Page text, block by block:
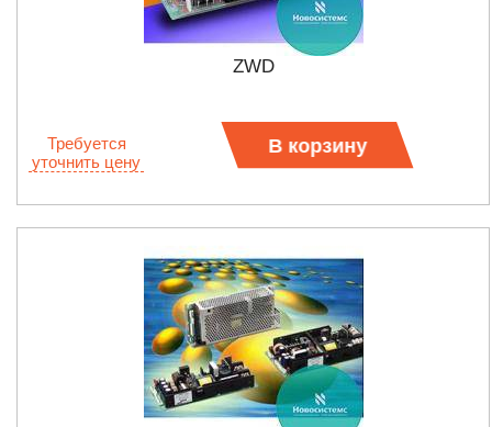
ZWD
Требуется
уточнить цену
В корзину